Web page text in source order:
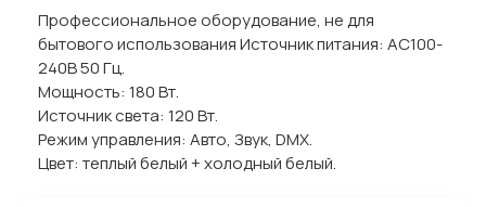
Профессиональное оборудование, не для
бытового использования Источник питания: AC100-
240В 50 Гц.
Мощность: 180 Вт.
Источник света: 120 Вт.
Режим управления: Авто, Звук, DMX.
Цвет: теплый белый + холодный белый.